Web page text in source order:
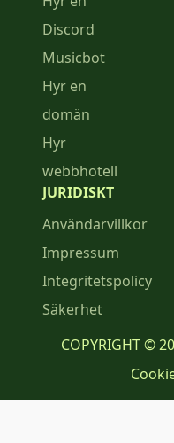
Discord
Musicbot
Hyr en
domän
Hyr
webbhotell
JURIDISKT
Användarvillkor
Impressum
Integritetspolicy
Säkerhet
COPYRIGHT ©